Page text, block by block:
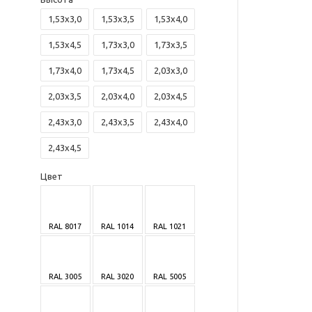
1,53х3,0
1,53х3,5 1,53х4,0
1,53х4,5 1,73х3,0 1,73х3,5
1,73х4,0 1,73х4,5 2,03х3,0
2,03х3,5 2,03х4,0 2,03х4,5
2,43х3,0 2,43х3,5 2,43х4,0
2,43х4,5
Цвет
RAL 8017 RAL 1014 RAL 1021
RAL 3005 RAL 3020 RAL 5005